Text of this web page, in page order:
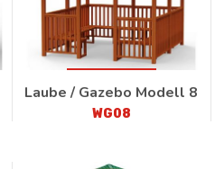
Laube / Gazebo Modell 8
WG08